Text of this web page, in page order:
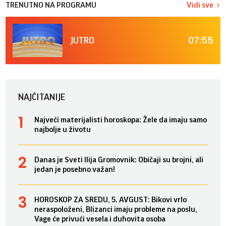
TRENUTNO NA PROGRAMU Vidi sve
JUTRO 07:55
NAJČITANIJE
Najveći materijalisti horoskopa: Žele da imaju samo
najbolje u životu
Danas je Sveti Ilija Gromovnik: Običaji su brojni, ali
jedan je posebno važan!
HOROSKOP ZA SREDU, 5. AVGUST: Bikovi vrlo
neraspoloženi, Blizanci imaju probleme na poslu,
Vage će privući vesela i duhovita osoba